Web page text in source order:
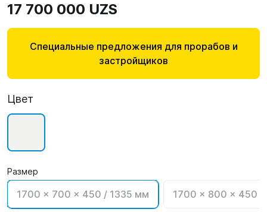
17 700 000 UZS
Специальные предложения для прорабов и
застройщиков
Цвет
Размер
1700 x 700 x 450 / 1335 мм 1700 x 800 x 450 /